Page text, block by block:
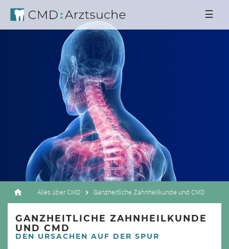
☰
Alles über CMD Ganzheitliche Zahnheilkunde und CMD
GANZHEITLICHE ZAHNHEILKUNDE
UND CMD
DEN URSACHEN AUF DER SPUR